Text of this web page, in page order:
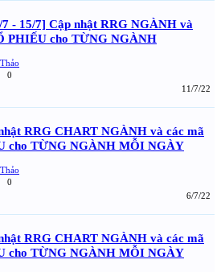
- 15/7] Cập nhật RRG NGÀNH và
PHIẾU cho TỪNG NGÀNH
0
11/7/22
RRG CHART NGÀNH và các mã
cho TỪNG NGÀNH MỖI NGÀY
0
6/7/22
RRG CHART NGÀNH và các mã
cho TỪNG NGÀNH MỖI NGÀY